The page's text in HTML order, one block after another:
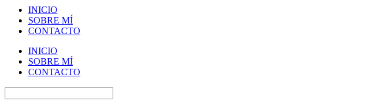
INICIO
SOBRE MÍ
CONTACTO
INICIO
SOBRE MÍ
CONTACTO